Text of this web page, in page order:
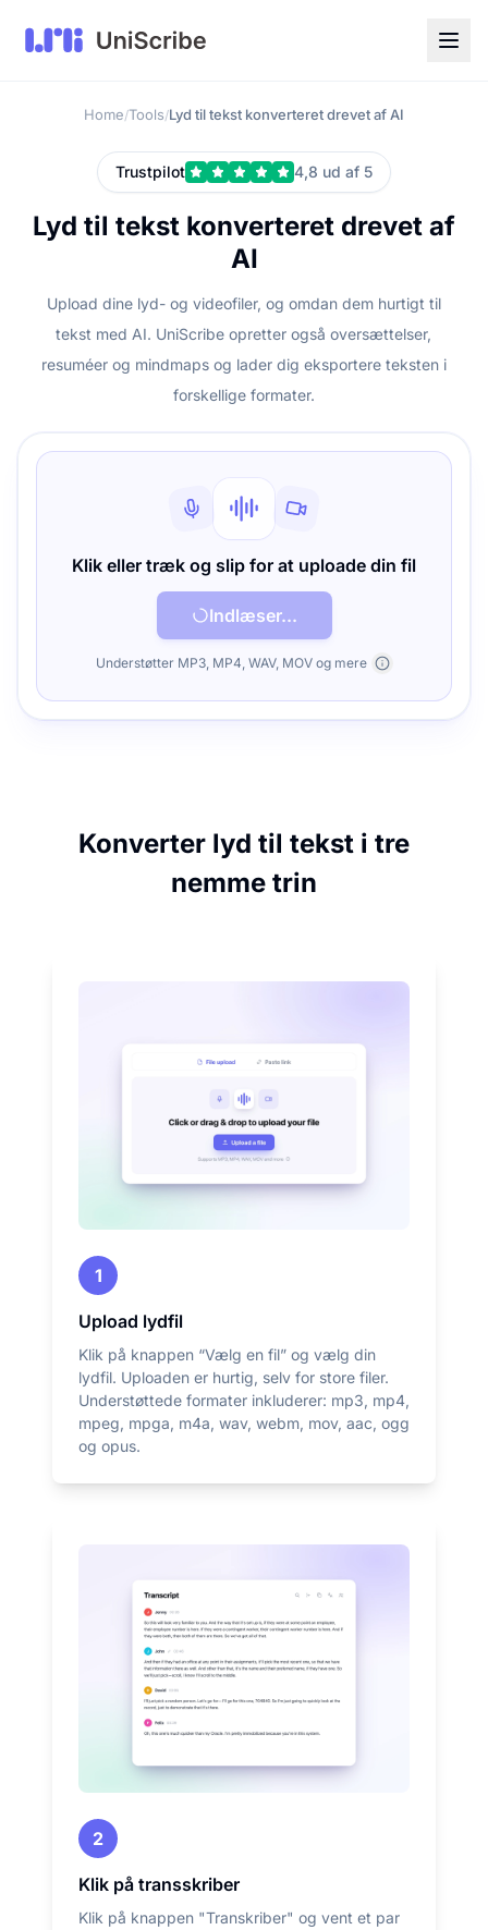
Home/Tools/Lyd til tekst konverteret drevet af AI
Trustpilot 4,8 ud af 5
Lyd til tekst konverteret drevet af
AI
Upload dine lyd- og videofiler, og omdan dem hurtigt til
tekst med AI. UniScribe opretter også oversættelser,
resuméer og mindmaps og lader dig eksportere teksten i
forskellige formater.
Klik eller træk og slip for at uploade din fil
Indlæser...
Understøtter MP3, MP4, WAV, MOV og mere
Konverter lyd til tekst i tre
nemme trin
1
Upload lydfil
Klik på knappen “Vælg en fil” og vælg din
lydfil. Uploaden er hurtig, selv for store filer.
Understøttede formater inkluderer: mp3, mp4,
mpeg, mpga, m4a, wav, webm, mov, aac, ogg
og opus.
2
Klik på transskriber
Klik på knappen "Transkriber" og vent et par